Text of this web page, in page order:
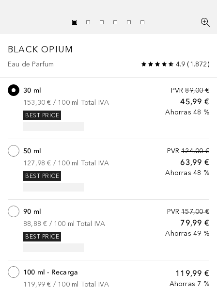
BLACK OPIUM
Eau de Parfum 4.9 ( 1.872)
PVR 89,00 €
45,99 €
Ahorras 48 %
30 ml
153,30 € / 100 ml Total IVA
BEST PRICE
PVR 124,00 €
63,99 €
Ahorras 48 %
50 ml
127,98 € / 100 ml Total IVA
BEST PRICE
PVR 157,00 €
79,99 €
Ahorras 49 %
90 ml
88,88 € / 100 ml Total IVA
BEST PRICE
119,99 €
Ahorras 7 %
100 ml - Recarga
119,99 € / 100 ml Total IVA